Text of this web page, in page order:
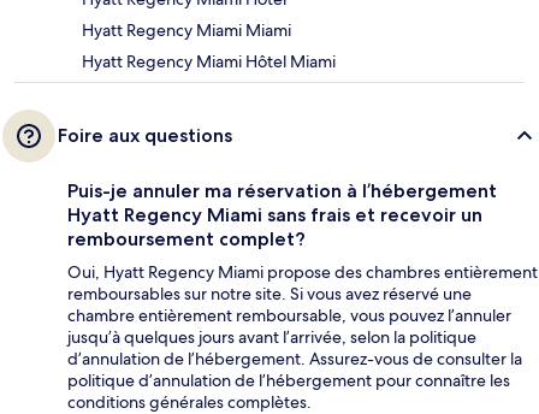
Hyatt Regency Miami Miami
Hyatt Regency Miami Hôtel Miami
Foire aux questions
Puis-je annuler ma réservation à l’hébergement
Hyatt Regency Miami sans frais et recevoir un
remboursement complet?
Oui, Hyatt Regency Miami propose des chambres entièrement
remboursables sur notre site. Si vous avez réservé une
chambre entièrement remboursable, vous pouvez l’annuler
jusqu’à quelques jours avant l’arrivée, selon la politique
d’annulation de l’hébergement. Assurez-vous de consulter la
politique d’annulation de l’hébergement pour connaître les
conditions générales complètes.